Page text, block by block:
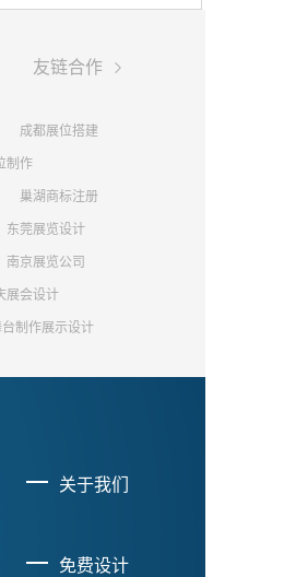
友链合作 
成都展位搭建
制作
巢湖商标注册
东莞展览设计
南京展览公司
展会设计
制作展示设计
关于我们
免费设计